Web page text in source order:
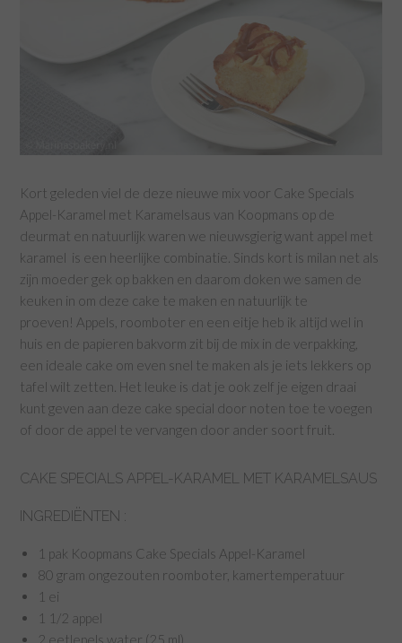
Kort geleden viel de deze nieuwe mix voor Cake Specials
Appel-Karamel met Karamelsaus van Koopmans op de
deurmat en natuurlijk waren we nieuwsgierig want appel met
karamel is een heerlijke combinatie. Sinds kort is milan net als
zijn moeder gek op bakken en daarom doken we samen de
keuken in om deze cake te maken en natuurlijk te
proeven! Appels, roomboter en een eitje heb ik altijd wel in
huis en de papieren bakvorm zit bij de mix in de verpakking,
een ideale cake om even snel te maken als je iets lekkers op
tafel wilt zetten. Het leuke is dat je ook zelf je eigen draai
kunt geven aan deze cake special door noten toe te voegen
of door de appel te vervangen door ander soort fruit.
CAKE SPECIALS APPEL-KARAMEL MET KARAMELSAUS
INGREDIËNTEN :
1 pak Koopmans Cake Specials Appel-Karamel
80 gram ongezouten roomboter, kamertemperatuur
1 ei
1 1/2 appel
2 eetlepels water (25 ml)